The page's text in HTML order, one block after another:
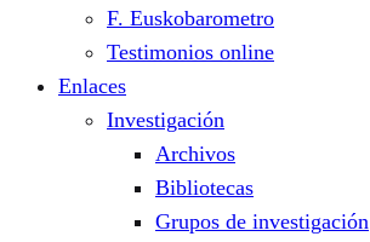
F. Euskobarometro
Testimonios online
Enlaces
Investigación
Archivos
Bibliotecas
Grupos de investigación